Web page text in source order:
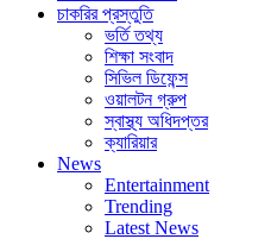
চাকরির প্রস্তুতি
ভর্তি তথ্য
শিক্ষা সংবাদ
সিভিল ডিফেন্স
ওয়ালটন গ্রুপ
স্বাস্থ্য অধিদপ্তর
ক্যারিয়ার
News
Entertainment
Trending
Latest News